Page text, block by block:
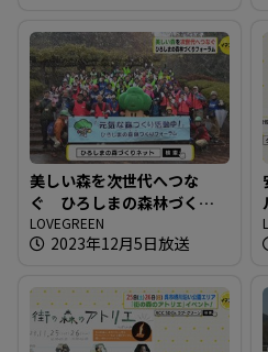
美しい森を次世代へつな
ぐ ひろしまの森林づくり
フォーラム
LOVEGREEN
2023年12月5日放送